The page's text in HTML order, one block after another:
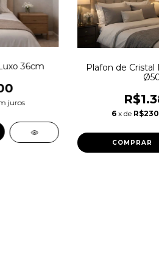
36cm
juros
Plafon de
6 x de